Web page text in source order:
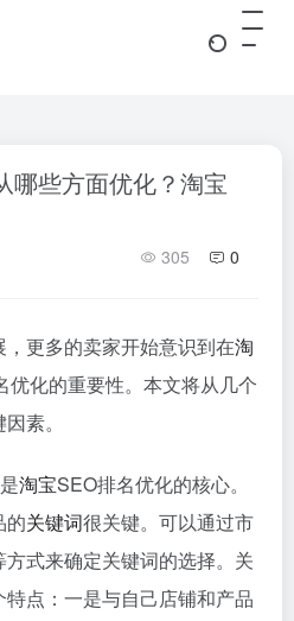
哪些方面优化？淘宝
305 0
更多的卖家开始意识到在淘
优化的重要性。本文将从几个
素。
淘宝SEO排名优化的核心。
的关键词很关键。可以通过市
式来确定关键词的选择。关
点：一是与自己店铺和产品